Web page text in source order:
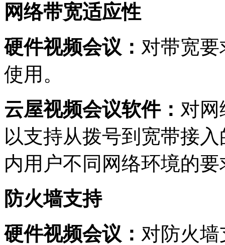
网络带宽适应性
硬件视频会议： 对带宽
使用。
云屋视频会议软件： 对
以支持从拨号到宽带接
内用户不同网络环境的要
防火墙支持
硬件视频会议： 对防火